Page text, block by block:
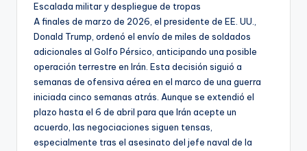
Escalada militar y despliegue de tropas
A finales de marzo de 2026, el presidente de EE. UU.,
Donald Trump, ordenó el envío de miles de soldados
adicionales al Golfo Pérsico, anticipando una posible
operación terrestre en Irán. Esta decisión siguió a
semanas de ofensiva aérea en el marco de una guerra
iniciada cinco semanas atrás. Aunque se extendió el
plazo hasta el 6 de abril para que Irán acepte un
acuerdo, las negociaciones siguen tensas,
especialmente tras el asesinato del jefe naval de la